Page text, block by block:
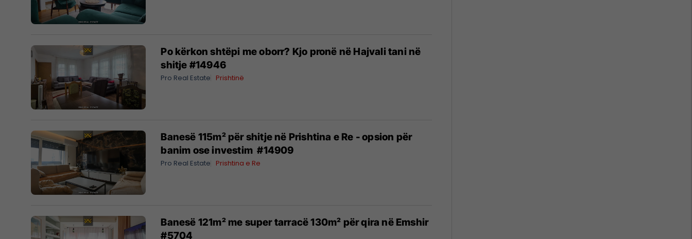
Po kërkon shtëpi me oborr? Kjo pronë në Hajvali tani në
shitje #14946
Pro Real Estate Prishtinë
Banesë 115m² për shitje në Prishtina e Re - opsion për
banim ose investim #14909
Pro Real Estate Prishtina e Re
Banesë 121m² me super tarracë 130m² për qira në Emshir
#5704